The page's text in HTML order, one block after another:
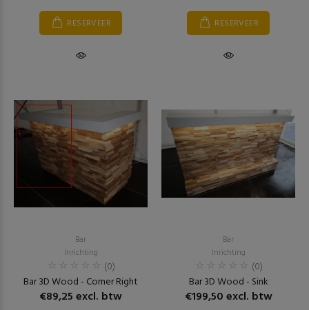
RESERVEER RESERVEER
Bar
Inrichting
(0)
Bar 3D Wood - Corner Right
€89,25 excl. btw
Bar
Inrichting
(0)
Bar 3D Wood - Sink
€199,50 excl. btw